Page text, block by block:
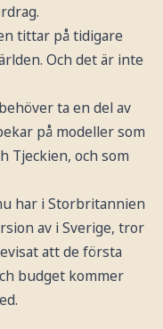
tittar på tidigare
Och det är inte
ta en del av
på modeller som
Tjeckien, och som
har i Storbritannien
av i Sverige, tror
att de första
budget kommer